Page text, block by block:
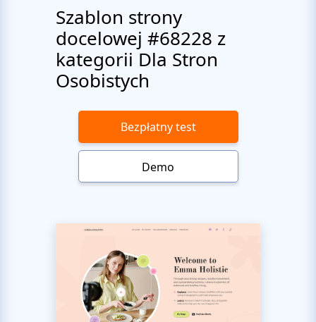
Szablon strony
docelowej #68228 z
kategorii Dla Stron
Osobistych
Bezpłatny test
Demo